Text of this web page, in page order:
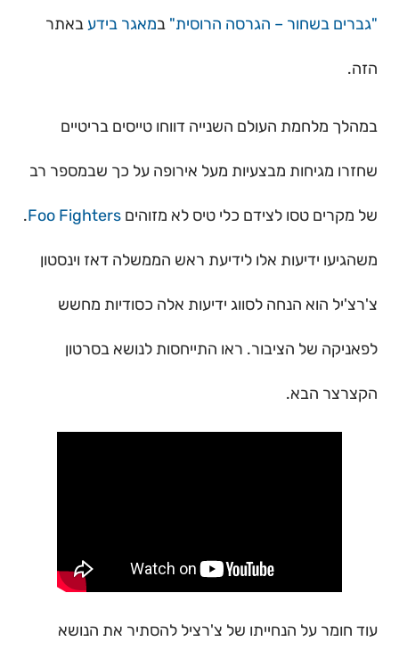
"גברים בשחור – הגרסה הרוסית" במאגר בידעבאתר
הזה.
במהלך מלחמת העולם השנייה דווחו טייסים בריטיים
שחזרו מגיחות מבצעיות מעל אירופה על כך שבמספר רב
של מקרים טסו לצידם כלי טיס לא מזוהים Foo Fighters
.
משהגיעו ידיעות אלו לידיעת ראש הממשלה דאז וינסטון
צ'רצ'יל הוא הנחה לסווג ידיעות אלה כסודיות מחשש
לפאניקה של הציבור. ראו התייחסות לנושא בסרטון
הקצרצר הבא.
עוד חומר על הנחייתו של צ'רציל להסתיר את הנושא